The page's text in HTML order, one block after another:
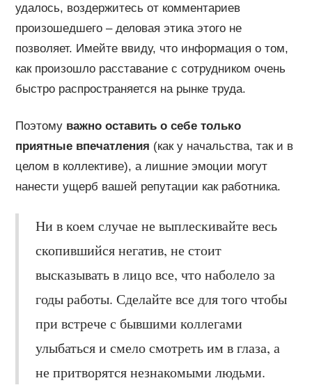
удалось, воздержитесь от комментариев
произошедшего – деловая этика этого не
позволяет. Имейте ввиду, что информация о том,
как произошло расставание с сотрудником очень
быстро распространяется на рынке труда.
Поэтому важно оставить о себе только
приятные впечатления (как у начальства, так и в
целом в коллективе), а лишние эмоции могут
нанести ущерб вашей репутации как работника.
Ни в коем случае не выплескивайте весь
скопившийся негатив, не стоит
высказывать в лицо все, что наболело за
годы работы. Сделайте все для того чтобы
при встрече с бывшими коллегами
улыбаться и смело смотреть им в глаза, а
не притворятся незнакомыми людьми.